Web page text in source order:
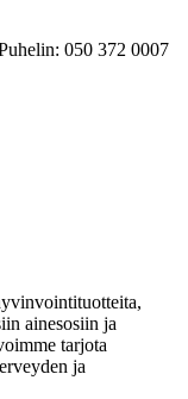
050 372 0007
ainesosiin ja
tarjota
ja